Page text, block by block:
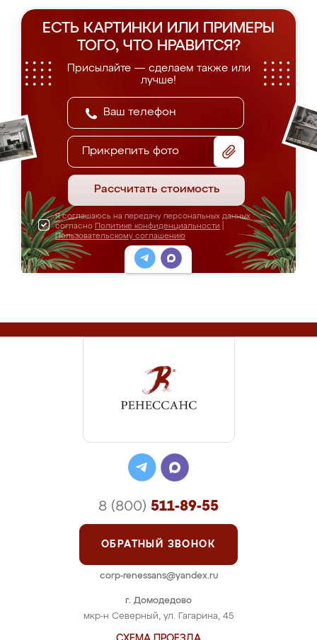
ЕСТЬ КАРТИНКИ ИЛИ ПРИМЕРЫ
ТОГО, ЧТО НРАВИТСЯ?
Присылайте — сделаем также или
лучше!
Прикрепить фото
Рассчитать стоимость
Я соглашаюсь на передачу персональных данных
согласно Политике конфиденциальности
Пользовательскому соглашению
г. Домодедово
мкр-н Северный, ул. Гагарина, 45
8 (800) 511-89-55
ОБРАТНЫЙ ЗВОНОК
corp-renessans@yandex.ru